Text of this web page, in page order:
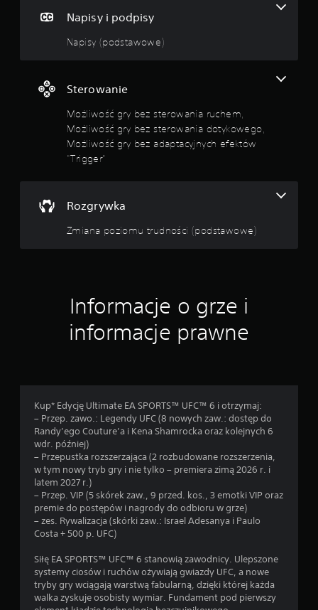
Napisy i podpisy
Napisy (podstawowe)
Sterowanie
Możliwość gry bez sterowania ruchem,
Możliwość gry bez sterowania dotykowego,
Możliwość gry bez adaptacyjnych efektów
"Trigger"
Rozgrywka
Zmiana poziomu trudności (podstawowe)
Informacje o grze i
informacje prawne
Kup* Edycję Ultimate EA SPORTS™ UFC™ 6 i otrzymaj:
– Przep. zawo.: Legendy UFC (8 nowych zaw.: dostęp do
Randy’ego Couture’a i Kena Shamrocka oraz kolejnych 6
wdr. później)
– Przepustka rozszerzająca (2 rozbudowane rozszerzenia,
w tym nowy tryb gry i nie tylko – premiera zimą 2026 r. i
latem 2027 r.)
– Przep. VIP (5 skórek zaw., 9 przed. kos., 3 emotki VIP oraz
premie do postępów i nagrody do odbioru w grze)
– zes. Rywalizacja (skórki zaw.: Israel Adesanya i Paulo
Costa + 500 p. UFC)
Siłę EA SPORTS™ UFC™ 6 stanowią zawodnicy. Ulepszone
systemy ciosów i ruchów ożywiają gwiazdy UFC, a nowe
tryby gry wciągają warstwą fabularną, dzięki której każda
walka zyskuje osobisty wymiar. Fundament pod pierwszy